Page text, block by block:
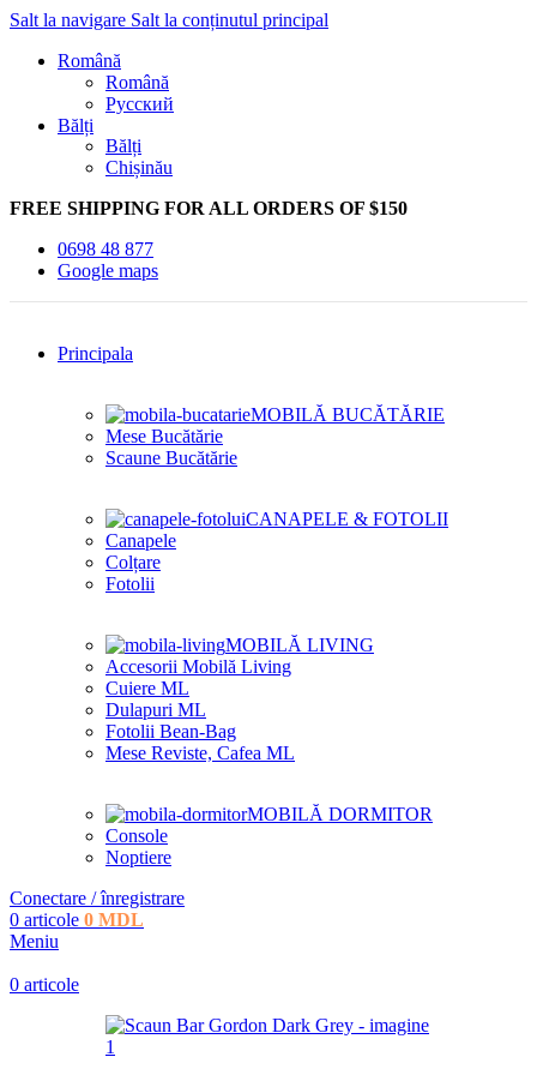
Salt la navigare Salt la conținutul principal
Română
Română
Русский
Bălți
Bălți
Chișinău
FREE SHIPPING FOR ALL ORDERS OF $150
0698 48 877
Google maps
Principala
MOBILĂ BUCĂTĂRIE
Mese Bucătărie
Scaune Bucătărie
CANAPELE & FOTOLII
Canapele
Colțare
Fotolii
MOBILĂ LIVING
Accesorii Mobilă Living
Cuiere ML
Dulapuri ML
Fotolii Bean-Bag
Mese Reviste, Cafea ML
MOBILĂ DORMITOR
Console
Noptiere
Conectare / înregistrare
0 articole 0 MDL
Meniu
0 articole